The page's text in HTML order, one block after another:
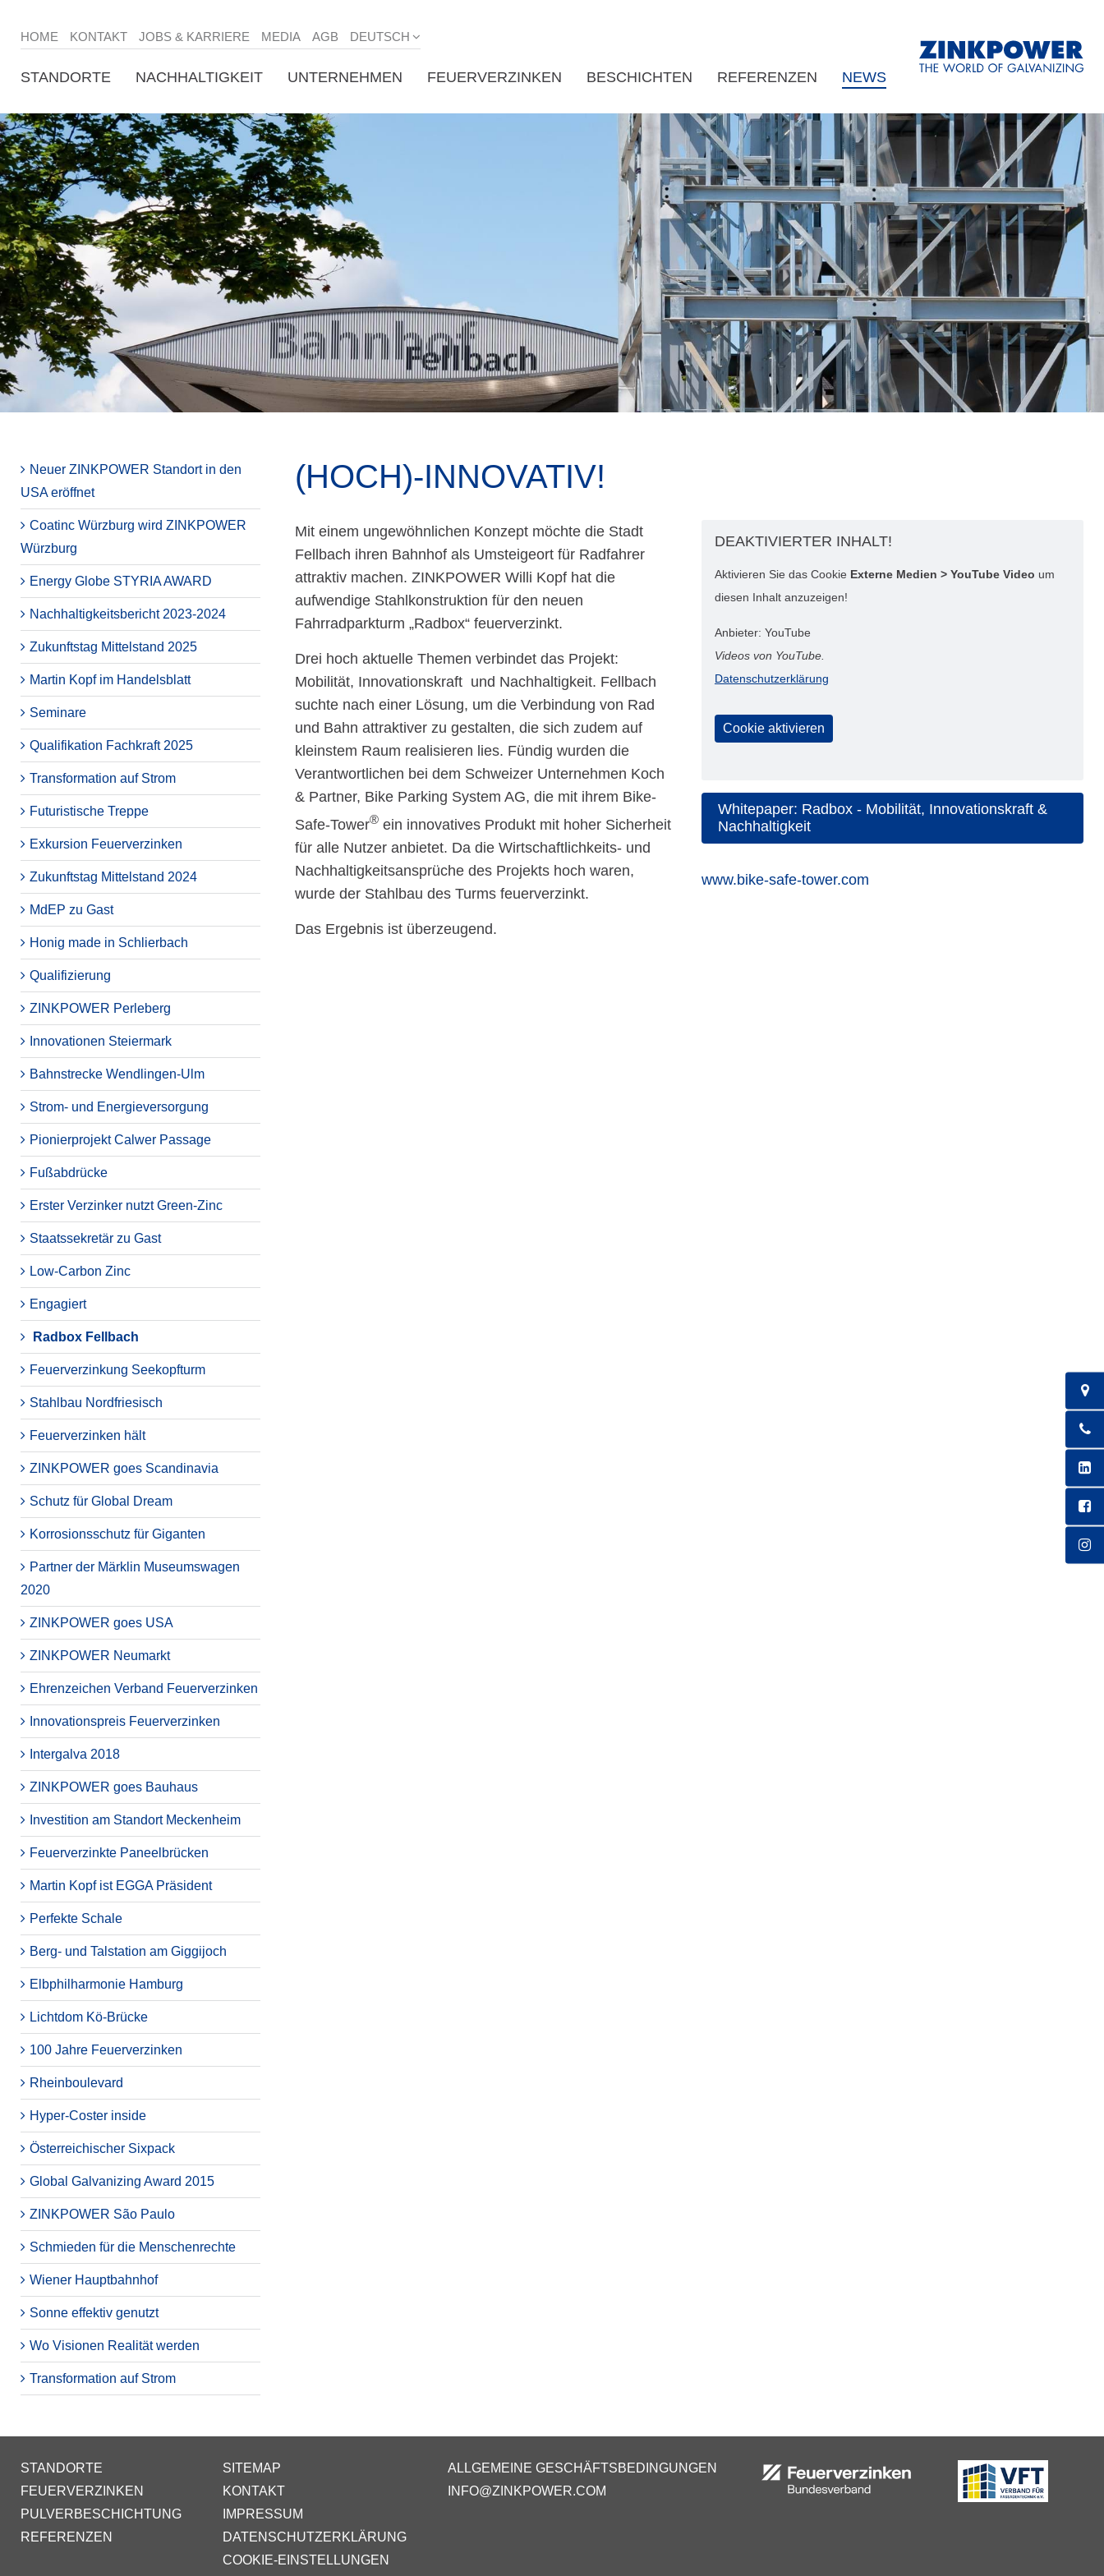
HOME KONTAKT JOBS & KARRIERE MEDIA AGB DEUTSCH
STANDORTE NACHHALTIGKEIT UNTERNEHMEN FEUERVERZINKEN BESCHICHTEN REFERENZEN NEWS
Neuer ZINKPOWER Standort in den
USA eröffnet
Coatinc Würzburg wird ZINKPOWER
Würzburg
Energy Globe STYRIA AWARD
Nachhaltigkeitsbericht 2023-2024
Zukunftstag Mittelstand 2025
Martin Kopf im Handelsblatt
Seminare
Qualifikation Fachkraft 2025
Transformation auf Strom
Futuristische Treppe
Exkursion Feuerverzinken
Zukunftstag Mittelstand 2024
MdEP zu Gast
Honig made in Schlierbach
Qualifizierung
ZINKPOWER Perleberg
Innovationen Steiermark
Bahnstrecke Wendlingen-Ulm
Strom- und Energieversorgung
Pionierprojekt Calwer Passage
Fußabdrücke
Erster Verzinker nutzt Green-Zinc
Staatssekretär zu Gast
Low-Carbon Zinc
Engagiert
Radbox Fellbach
Feuerverzinkung Seekopfturm
Stahlbau Nordfriesisch
Feuerverzinken hält
ZINKPOWER goes Scandinavia
Schutz für Global Dream
Korrosionsschutz für Giganten
Partner der Märklin Museumswagen
2020
ZINKPOWER goes USA
ZINKPOWER Neumarkt
Ehrenzeichen Verband Feuerverzinken
Innovationspreis Feuerverzinken
Intergalva 2018
ZINKPOWER goes Bauhaus
Investition am Standort Meckenheim
Feuerverzinkte Paneelbrücken
Martin Kopf ist EGGA Präsident
Perfekte Schale
Berg- und Talstation am Giggijoch
Elbphilharmonie Hamburg
Lichtdom Kö-Brücke
100 Jahre Feuerverzinken
Rheinboulevard
Hyper-Coster inside
Österreichischer Sixpack
Global Galvanizing Award 2015
ZINKPOWER São Paulo
Schmieden für die Menschenrechte
Wiener Hauptbahnhof
Sonne effektiv genutzt
Wo Visionen Realität werden
Transformation auf Strom
(HOCH)-INNOVATIV!
Mit einem ungewöhnlichen Konzept möchte die Stadt
Fellbach ihren Bahnhof als Umsteigeort für Radfahrer
attraktiv machen. ZINKPOWER Willi Kopf hat die
aufwendige Stahlkonstruktion für den neuen
Fahrradparkturm „Radbox“ feuerverzinkt.
Drei hoch aktuelle Themen verbindet das Projekt:
Mobilität, Innovationskraft und Nachhaltigkeit. Fellbach
suchte nach einer Lösung, um die Verbindung von Rad
und Bahn attraktiver zu gestalten, die sich zudem auf
kleinstem Raum realisieren lies. Fündig wurden die
Verantwortlichen bei dem Schweizer Unternehmen Koch
& Partner, Bike Parking System AG, die mit ihrem Bike-
Safe-Tower®ein innovatives Produkt mit hoher Sicherheit
für alle Nutzer anbietet. Da die Wirtschaftlichkeits- und
Nachhaltigkeitsansprüche des Projekts hoch waren,
wurde der Stahlbau des Turms feuerverzinkt.
Das Ergebnis ist überzeugend.
DEAKTIVIERTER INHALT!
Aktivieren Sie das Cookie Externe Medien > YouTube Video um
diesen Inhalt anzuzeigen!
Anbieter: YouTube
Videos von YouTube.
Datenschutzerklärung
Cookie aktivieren
Whitepaper: Radbox - Mobilität, Innovationskraft &
Nachhaltigkeit
www.bike-safe-tower.com
STANDORTE
FEUERVERZINKEN
PULVERBESCHICHTUNG
REFERENZEN
SITEMAP
KONTAKT
IMPRESSUM
DATENSCHUTZERKLÄRUNG
COOKIE-EINSTELLUNGEN
ALLGEMEINE GESCHÄFTSBEDINGUNGEN
INFO@ZINKPOWER.COM